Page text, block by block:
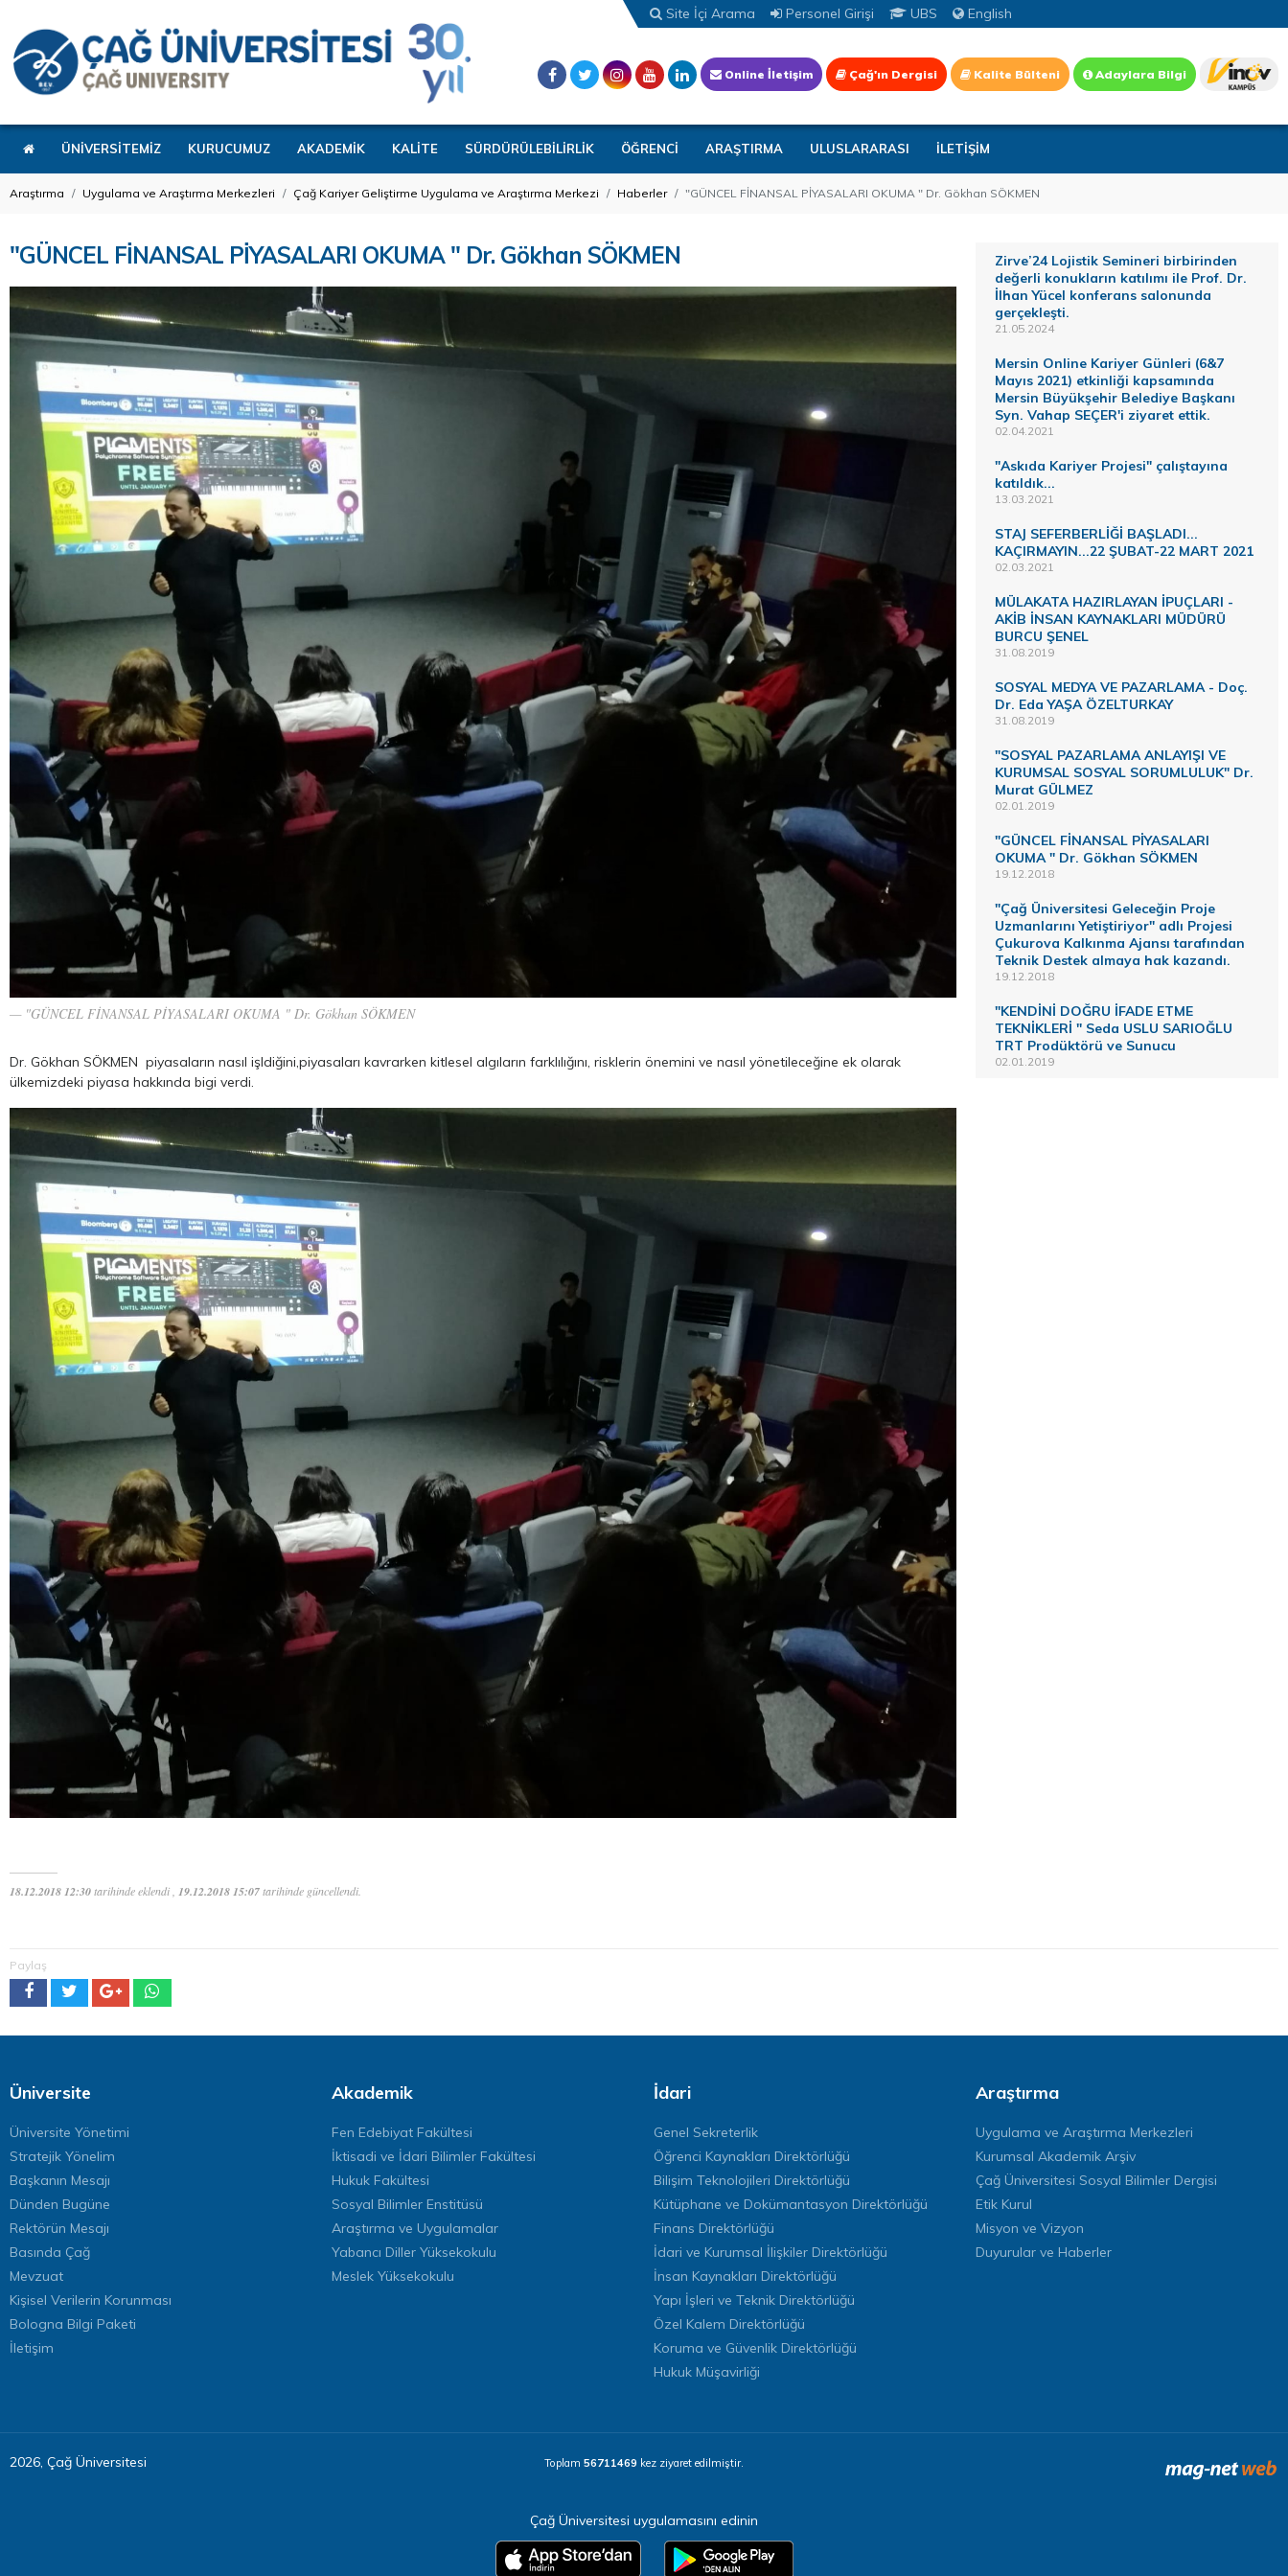
Site İçi Arama Personel Girişi UBS English
Online İletişim Çağ'ın Dergisi Kalite Bülteni Adaylara Bilgi
ÜNİVERSİTEMİZ KURUCUMUZ AKADEMİK KALİTE SÜRDÜRÜLEBİLİRLİK ÖĞRENCİ ARAŞTIRMA ULUSLARARASI İLETİŞİM
Araştırma Uygulama ve Araştırma Merkezleri Çağ Kariyer Geliştirme Uygulama ve Araştırma Merkezi Haberler "GÜNCEL FİNANSAL PİYASALARI OKUMA " Dr. Gökhan SÖKMEN
"GÜNCEL FİNANSAL PİYASALARI OKUMA " Dr. Gökhan SÖKMEN
"GÜNCEL FİNANSAL PİYASALARI OKUMA " Dr. Gökhan SÖKMEN
Dr. Gökhan SÖKMEN piyasaların nasıl işldiğini,piyasaları kavrarken kitlesel algıların farklılığını, risklerin önemini ve nasıl yönetileceğine ek olarak
ülkemizdeki piyasa hakkında bigi verdi.
18.12.2018 12:30tarihinde eklendi , 19.12.2018 15:07tarihinde güncellendi.
Zirve’24 Lojistik Semineri birbirinden
değerli konukların katılımı ile Prof. Dr.
İlhan Yücel konferans salonunda
gerçekleşti.
21.05.2024
Mersin Online Kariyer Günleri (6&7
Mayıs 2021) etkinliği kapsamında
Mersin Büyükşehir Belediye Başkanı
Syn. Vahap SEÇER'i ziyaret ettik.
02.04.2021
"Askıda Kariyer Projesi" çalıştayına
katıldık...
13.03.2021
STAJ SEFERBERLİĞİ BAŞLADI...
KAÇIRMAYIN...22 ŞUBAT-22 MART 2021
02.03.2021
MÜLAKATA HAZIRLAYAN İPUÇLARI -
AKİB İNSAN KAYNAKLARI MÜDÜRÜ
BURCU ŞENEL
31.08.2019
SOSYAL MEDYA VE PAZARLAMA - Doç.
Dr. Eda YAŞA ÖZELTURKAY
31.08.2019
"SOSYAL PAZARLAMA ANLAYIŞI VE
KURUMSAL SOSYAL SORUMLULUK" Dr.
Murat GÜLMEZ
02.01.2019
"GÜNCEL FİNANSAL PİYASALARI
OKUMA " Dr. Gökhan SÖKMEN
19.12.2018
"Çağ Üniversitesi Geleceğin Proje
Uzmanlarını Yetiştiriyor" adlı Projesi
Çukurova Kalkınma Ajansı tarafından
Teknik Destek almaya hak kazandı.
19.12.2018
"KENDİNİ DOĞRU İFADE ETME
TEKNİKLERİ " Seda USLU SARIOĞLU
TRT Prodüktörü ve Sunucu
02.01.2019
Paylaş
Üniversite
Üniversite Yönetimi
Stratejik Yönelim
Başkanın Mesajı
Dünden Bugüne
Rektörün Mesajı
Basında Çağ
Mevzuat
Kişisel Verilerin Korunması
Bologna Bilgi Paketi
İletişim
Akademik
Fen Edebiyat Fakültesi
İktisadi ve İdari Bilimler Fakültesi
Hukuk Fakültesi
Sosyal Bilimler Enstitüsü
Araştırma ve Uygulamalar
Yabancı Diller Yüksekokulu
Meslek Yüksekokulu
İdari
Genel Sekreterlik
Öğrenci Kaynakları Direktörlüğü
Bilişim Teknolojileri Direktörlüğü
Kütüphane ve Dokümantasyon Direktörlüğü
Finans Direktörlüğü
İdari ve Kurumsal İlişkiler Direktörlüğü
İnsan Kaynakları Direktörlüğü
Yapı İşleri ve Teknik Direktörlüğü
Özel Kalem Direktörlüğü
Koruma ve Güvenlik Direktörlüğü
Hukuk Müşavirliği
Araştırma
Uygulama ve Araştırma Merkezleri
Kurumsal Akademik Arşiv
Çağ Üniversitesi Sosyal Bilimler Dergisi
Etik Kurul
Misyon ve Vizyon
Duyurular ve Haberler
2026, Çağ Üniversitesi Toplam 56711469 kez ziyaret edilmiştir.
Çağ Üniversitesi uygulamasını edinin